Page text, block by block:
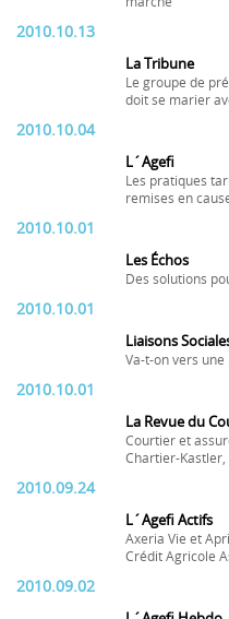
2010.10.13
La Tribune
Le groupe de
doit se marier
2010.10.04
L´Agefi
Les pratiques
remises en
2010.10.01
Les Échos
Des solutions
2010.10.01
Liaisons
Va-t-on vers
2010.10.01
La Revue du
Courtier et
Chartier-Kastler,
2010.09.24
L´Agefi Actifs
Axeria Vie et
Crédit Agricole
2010.09.02